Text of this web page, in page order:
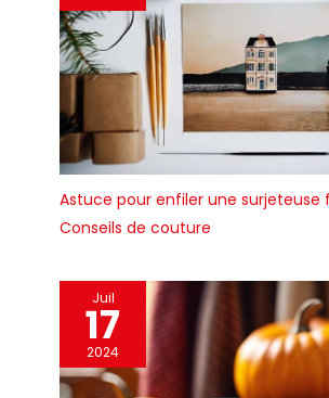
Astuce pour enfiler une
Conseils de couture
Juil
17
2024